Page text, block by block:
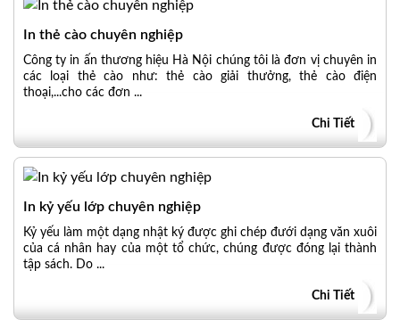
In thẻ cào chuyên nghiệp
Công ty in ấn thương hiệu Hà Nội chúng tôi là đơn vị chuyên in
các loại thẻ cào như: thẻ cào giải thưởng, thẻ cào điện
thoại,...cho các đơn ...
Chi Tiết
In kỷ yếu lớp chuyên nghiệp
Kỷ yếu làm một dạng nhật ký được ghi chép đưới dạng văn xuôi
của cá nhân hay của một tổ chức, chúng được đóng lại thành
tập sách. Do ...
Chi Tiết